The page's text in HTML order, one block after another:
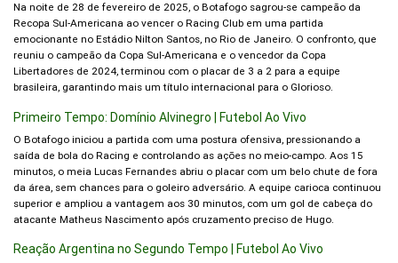
Na noite de 28 de fevereiro de 2025, o Botafogo sagrou-se campeão da
Recopa Sul-Americana ao vencer o Racing Club em uma partida
emocionante no Estádio Nilton Santos, no Rio de Janeiro. O confronto, que
reuniu o campeão da Copa Sul-Americana e o vencedor da Copa
Libertadores de 2024, terminou com o placar de 3 a 2 para a equipe
brasileira, garantindo mais um título internacional para o Glorioso.
Primeiro Tempo: Domínio Alvinegro | Futebol Ao Vivo
O Botafogo iniciou a partida com uma postura ofensiva, pressionando a
saída de bola do Racing e controlando as ações no meio-campo. Aos 15
minutos, o meia Lucas Fernandes abriu o placar com um belo chute de fora
da área, sem chances para o goleiro adversário. A equipe carioca continuou
superior e ampliou a vantagem aos 30 minutos, com um gol de cabeça do
atacante Matheus Nascimento após cruzamento preciso de Hugo.
Reação Argentina no Segundo Tempo | Futebol Ao Vivo